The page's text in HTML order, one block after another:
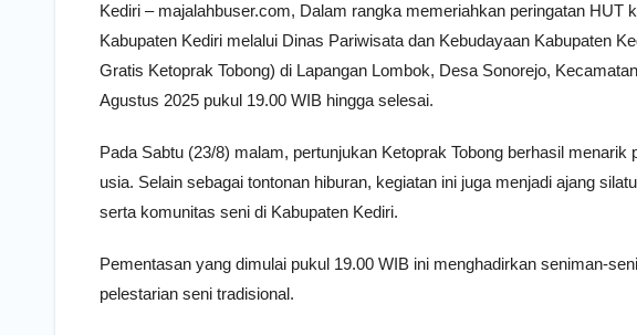
Kediri – majalahbuser.com, Dalam rangka memeriahkan peringatan HUT
Kabupaten Kediri melalui Dinas Pariwisata dan Kebudayaan Kabupaten
Gratis Ketoprak Tobong) di Lapangan Lombok, Desa Sonorejo,
Agustus 2025 pukul 19.00 WIB hingga selesai.
Pada Sabtu (23/8) malam, pertunjukan Ketoprak Tobong berhasil
usia. Selain sebagai tontonan hiburan, kegiatan ini juga menjadi ajang
serta komunitas seni di Kabupaten Kediri.
Pementasan yang dimulai pukul 19.00 WIB ini menghadirkan seniman-
pelestarian seni tradisional.